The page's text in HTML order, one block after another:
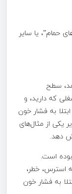
حمام”، یا سایر
سطح
که دارید، و
به فشار خون
یکی از مثال‌های
دهد.
است.
استرس، خطر،
به فشار خون